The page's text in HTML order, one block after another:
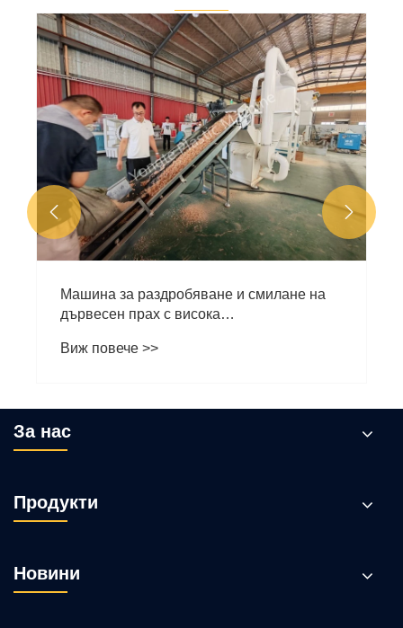
Машина за раздробяване и смилане на
дървесен прах с висока
енергия: Yongte преминава одобрението
Виж повече >>
 
За нас
Продукти
Новини